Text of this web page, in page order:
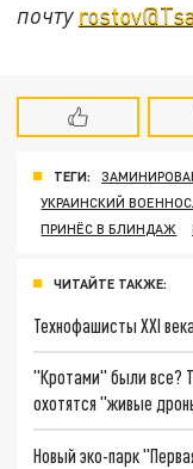
почту
ТЕГИ:
УКРАИНСКИЙ
ПРИНЁС В БЛИНДАЖ
ЧИТАЙТЕ ТАКЖЕ:
Технофашисты XXI века
"Кротами" были все?
охотятся "живые
Новый эко-парк